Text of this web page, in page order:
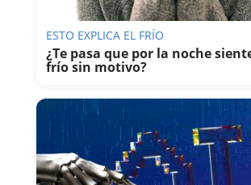
ESTO EXPLICA EL FRÍO
¿Te pasa que por la noche
frío sin motivo?